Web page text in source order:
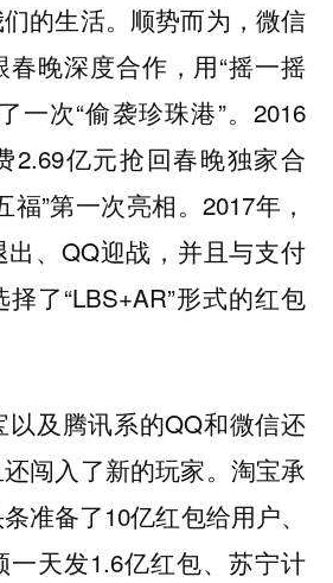
的生活。顺势而为，微信
春晚深度合作，用“摇一摇
一次“偷袭珍珠港”。2016
2.69亿元抢回春晚独家合
福”第一次亮相。2017年，
、QQ迎战，并且与支付
了“LBS+AR”形式的红包
以及腾讯系的QQ和微信还
闯入了新的玩家。淘宝承
准备了10亿红包给用户、
一天发1.6亿红包、苏宁计